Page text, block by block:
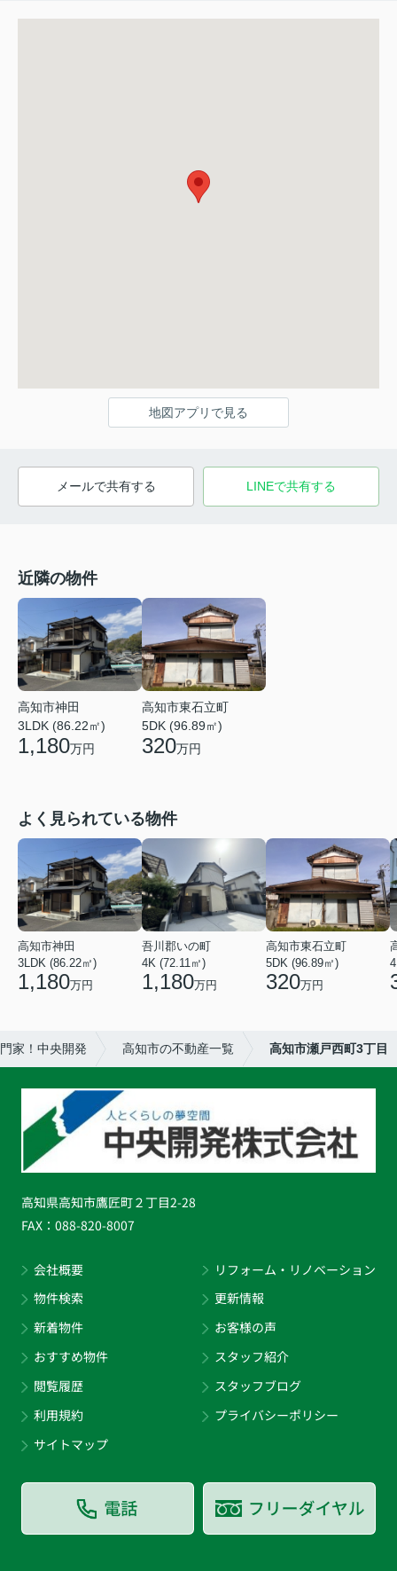
地図アプリで見る
メールで共有する LINEで共有する
近隣の物件
高知市神田
3LDK (86.22㎡)
1,180万円
高知市東石立町
5DK (96.89㎡)
320万円
よく見られている物件
高知市神田
3LDK (86.22㎡)
1,180万円
吾川郡いの町
4K (72.11㎡)
1,180万円
高知市東石立町
5DK (96.89㎡)
320万円
家！中央開発 高知市の不動産一覧 高知市瀬戸西町3丁目
高知県高知市鷹匠町２丁目2-28
FAX： 088-820-8007
会社概要
物件検索
新着物件
おすすめ物件
閲覧履歴
利用規約
サイトマップ
リフォーム・リノベーション
更新情報
お客様の声
スタッフ紹介
スタッフブログ
プライバシーポリシー